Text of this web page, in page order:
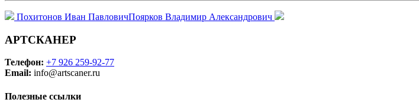
Похитонов Иван ПавловичПоярков Владимир Александрович
АРТСКАНЕР
Телефон: +7 926 259-92-77
Email: info@artscaner.ru
Полезные ссылки